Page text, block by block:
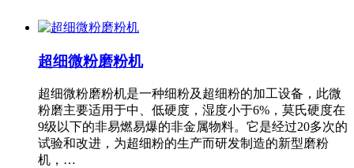
超细微粉磨粉机
超细微粉磨粉机是一种细粉及超细粉的加工设备，此微
粉磨主要适用于中、低硬度，湿度小于6%，莫氏硬度在
9级以下的非易燃易爆的非金属物料。它是经过20多次的
试验和改进，为超细粉的生产而研发制造的新型磨粉
机，…